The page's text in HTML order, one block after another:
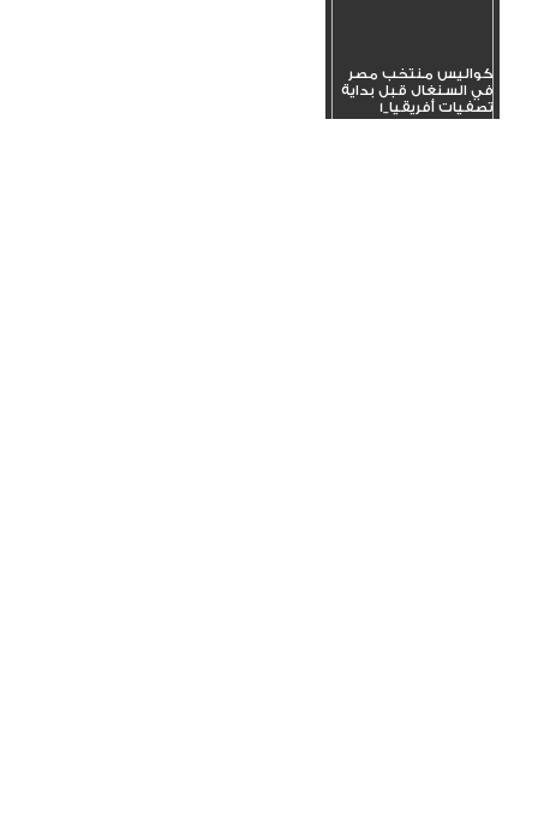
كواليس منتخب مصر
في السنغال قبل بداية
تصفيات أفريقيا_1